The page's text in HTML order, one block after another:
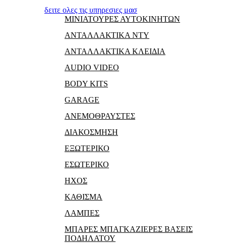
δειτε ολες τις υπηρεσιες μασ
ΜΙΝΙΑΤΟΥΡΕΣ ΑΥΤΟΚΙΝΗΤΩΝ
ΑΝΤΑΛΛΑΚΤΙΚΑ NTY
ΑΝΤΑΛΛΑΚΤΙΚΑ ΚΛΕΙΔΙΑ
AUDIO VIDEO
BODY KITS
GARAGE
ΑΝΕΜΟΘΡΑΥΣΤΕΣ
ΔΙΑΚΟΣΜΗΣΗ
ΕΞΩΤΕΡΙΚΟ
ΕΣΩΤΕΡΙΚΟ
ΗΧΟΣ
ΚΑΘΙΣΜΑ
ΛΑΜΠΕΣ
ΜΠΑΡΕΣ ΜΠΑΓΚΑΖΙΕΡΕΣ ΒΑΣΕΙΣ
ΠΟΔΗΛΑΤΟΥ